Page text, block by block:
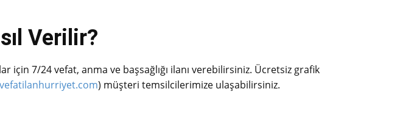
Verilir?
için 7/24 vefat, anma ve başsağlığı ilanı verebilirsiniz. Ücretsiz grafik
) müşteri temsilcilerimize ulaşabilirsiniz.